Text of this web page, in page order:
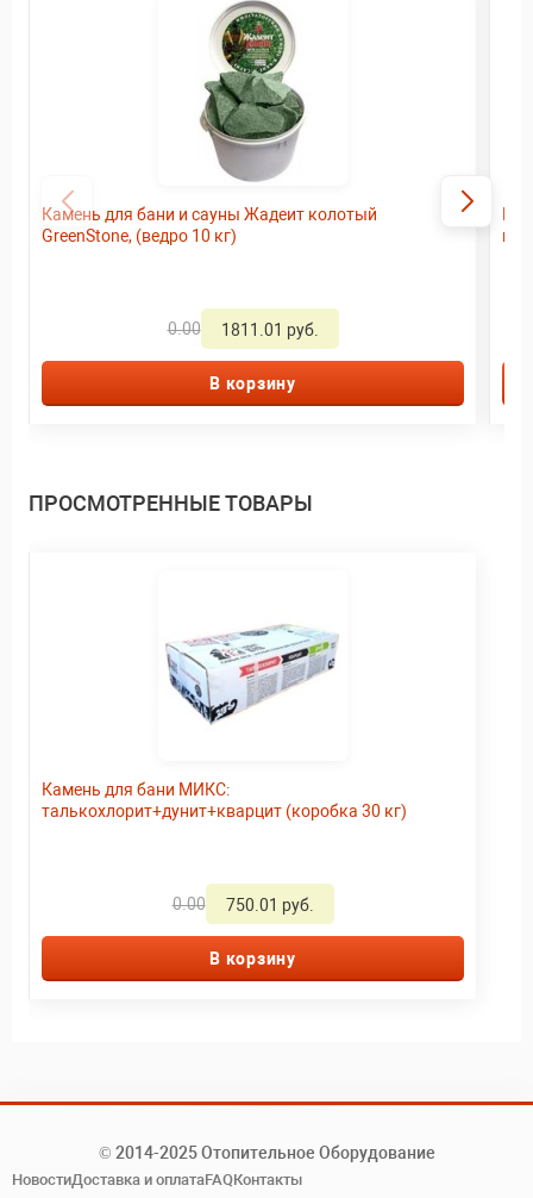
Камень для бани и сауны Жадеит колотый
GreenStone, (ведро 10 кг)
0.00 1811.01 руб.
В корзину
кг
ПРОСМОТРЕННЫЕ ТОВАРЫ
Камень для бани МИКС:
талькохлорит+дунит+кварцит (коробка 30 кг)
0.00 750.01 руб.
В корзину
© 2014-2025 Отопительное Оборудование
НовостиДоставка и оплатаFAQКонтакты